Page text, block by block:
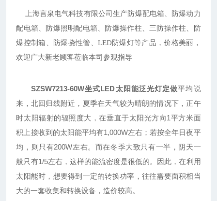
上海言泉电气科技有限公司生产防爆配电箱、防爆动力
配电箱、防爆照明配电箱、防爆操作柱、三防操作柱、防
爆控制箱、防爆挠性管、 LED防爆灯等产品，价格美丽，
欢迎广大新老顾客莅临本司参观指导
SZSW7213-60W坐式LED太阳能泛光灯定做平均说
来，北回归线附近，夏季在天气较为晴朗的情况下，正午
时太阳辐射的辐照度大，在垂直于太阳光方向1平方米面
积上接收到的太阳能平均有1,000W左右；若按全年日夜平
均，则只有200W左右。而在冬季大致只有一半，阴天一
般只有1/5左右，这样的能流密度是很低的。因此，在利用
太阳能时，想要得到一定的转换功率，往往需要面积相当
大的一套收集和转换设备，造价较高。